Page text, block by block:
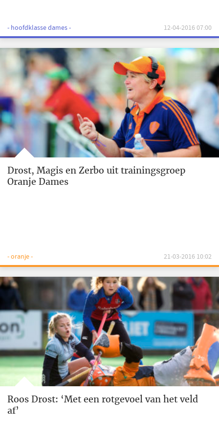
- hoofdklasse dames - 12-04-2016 07:00
Drost, Magis en Zerbo uit trainingsgroep
Oranje Dames
- oranje - 21-03-2016 10:02
Roos Drost: ‘Met een rotgevoel van het veld
af’